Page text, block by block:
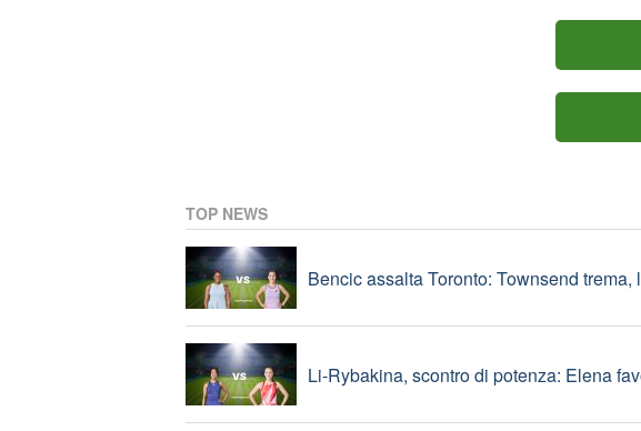
Eurogol di Zhegrova, la Juve batte il
Milan-Inter in Australia, finisce in parità il
TOP NEWS
Bencic assalta Toronto: Townsend trema,
Li-Rybakina, scontro di potenza: Elena